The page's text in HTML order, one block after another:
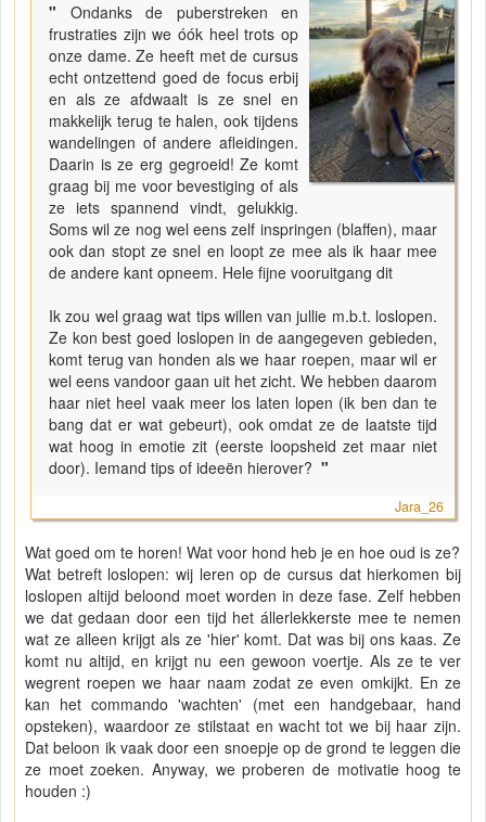
" Ondanks de puberstreken en
frustraties zijn we óók heel trots op
onze dame. Ze heeft met de cursus
echt ontzettend goed de focus erbij
en als ze afdwaalt is ze snel en
makkelijk terug te halen, ook tijdens
wandelingen of andere afleidingen.
Daarin is ze erg gegroeid! Ze komt
graag bij me voor bevestiging of als
ze iets spannend vindt, gelukkig.
Soms wil ze nog wel eens zelf inspringen (blaffen), maar
ook dan stopt ze snel en loopt ze mee als ik haar mee
de andere kant opneem. Hele fijne vooruitgang dit
Ik zou wel graag wat tips willen van jullie m.b.t. loslopen.
Ze kon best goed loslopen in de aangegeven gebieden,
komt terug van honden als we haar roepen, maar wil er
wel eens vandoor gaan uit het zicht. We hebben daarom
haar niet heel vaak meer los laten lopen (ik ben dan te
bang dat er wat gebeurt), ook omdat ze de laatste tijd
wat hoog in emotie zit (eerste loopsheid zet maar niet
door). Iemand tips of ideeën hierover? "
Jara_26
Wat goed om te horen! Wat voor hond heb je en hoe oud is ze?
Wat betreft loslopen: wij leren op de cursus dat hierkomen bij
loslopen altijd beloond moet worden in deze fase. Zelf hebben
we dat gedaan door een tijd het állerlekkerste mee te nemen
wat ze alleen krijgt als ze 'hier' komt. Dat was bij ons kaas. Ze
komt nu altijd, en krijgt nu een gewoon voertje. Als ze te ver
wegrent roepen we haar naam zodat ze even omkijkt. En ze
kan het commando 'wachten' (met een handgebaar, hand
opsteken), waardoor ze stilstaat en wacht tot we bij haar zijn.
Dat beloon ik vaak door een snoepje op de grond te leggen die
ze moet zoeken. Anyway, we proberen de motivatie hoog te
houden :)